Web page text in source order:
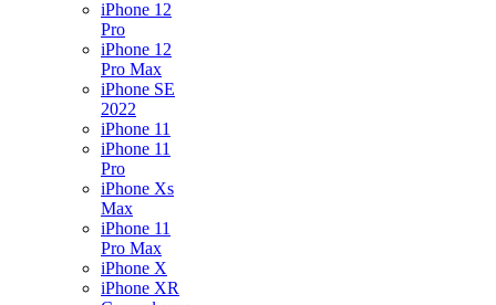
iPhone 12
Pro
iPhone 12
Pro Max
iPhone SE
2022
iPhone 11
iPhone 11
Pro
iPhone Xs
Max
iPhone 11
Pro Max
iPhone X
iPhone XR